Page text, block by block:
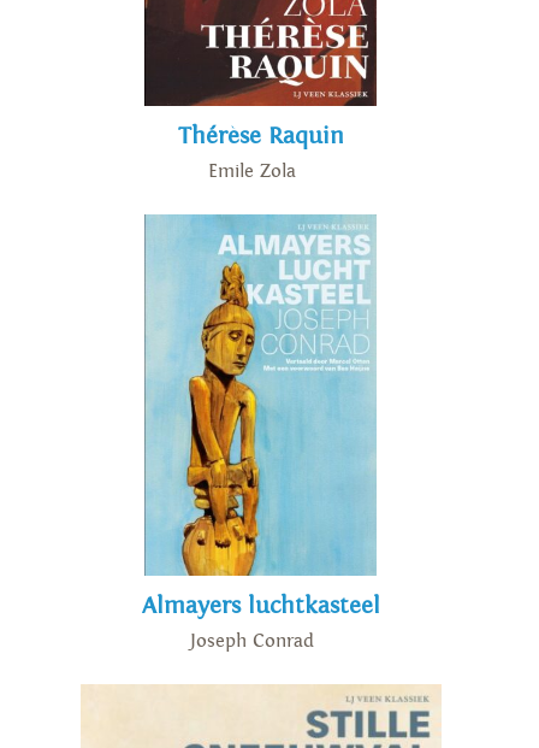
Thérèse Raquin
Emile Zola
Almayers luchtkasteel
Joseph Conrad